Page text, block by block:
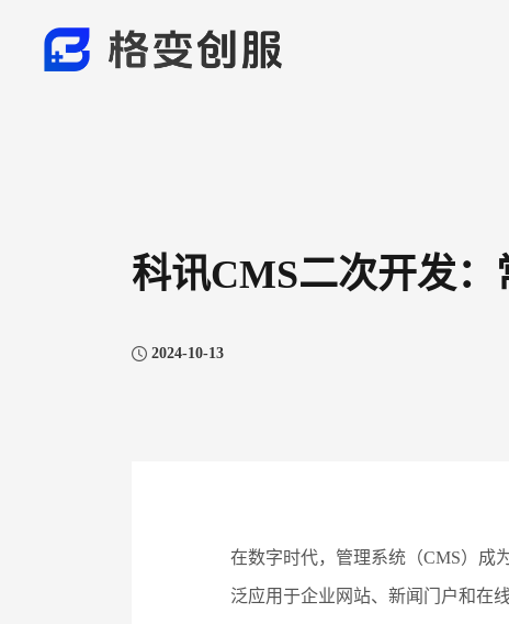
科讯CMS二次开发
2024-10-13
在数字时代，管理系统（CMS）成
泛应用于企业网站、新闻门户和在